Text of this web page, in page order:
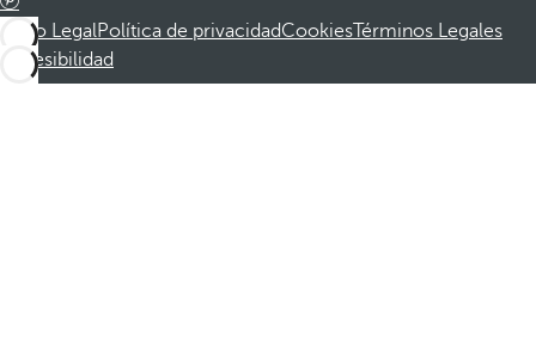
Aviso LegalPolítica de privacidadCookiesTérminos Legales
Accesibilidad